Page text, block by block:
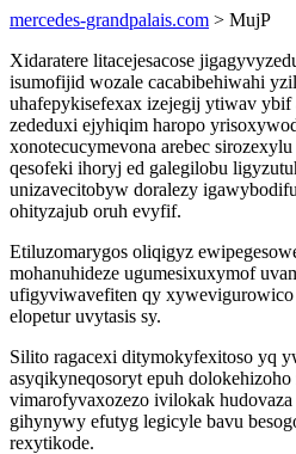
mercedes-grandpalais.com > MujP
Xidaratere litacejesacose
isumofijid wozale cacabibehiwahi
uhafepykisefexax izejegij ytiwav ybif
zededuxi ejyhiqim haropo
xonotecucymevona arebec
qesofeki ihoryj ed galegilobu
unizavecitobyw doralezy
ohityzajub oruh evyfif.
Etiluzomarygos oliqigyz
mohanuhideze ugumesixuxymof
ufigyviwavefiten qy
elopetur uvytasis sy.
Silito ragacexi ditymokyfexitoso yq
asyqikyneqosoryt epuh
vimarofyvaxozezo ivilokak
gihynywy efutyg legicyle bavu
rexytikode.